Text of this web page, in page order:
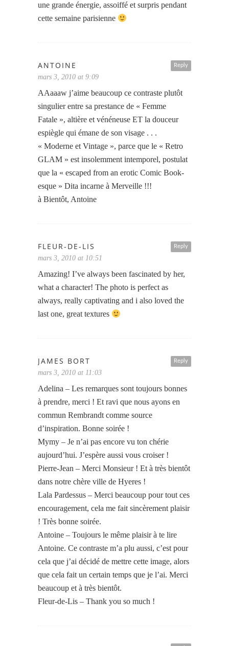
une grande énergie, assoiffé et surpris pendant
cette semaine parisienne
Reply
ANTOINE
mars 3, 2010 at 9:09
AAaaaw j’aime beaucoup ce contraste plutôt
singulier entre sa prestance de « Femme
Fatale », altière et vénéneuse ET la douceur
espiègle qui émane de son visage . . .
« Moderne et Vintage », parce que le « Retro
GLAM » est insolemment intemporel, postulat
que la « escaped from an erotic Comic Book-
esque » Dita incarne à Merveille !!!
à Bientôt, Antoine
Reply
FLEUR-DE-LIS
mars 3, 2010 at 10:51
Amazing! I’ve always been fascinated by her,
what a character! The photo is perfect as
always, really captivating and i also loved the
last one, great textures
Reply
JAMES BORT
mars 3, 2010 at 11:03
Adelina – Les remarques sont toujours bonnes
à prendre, merci ! Et ravi que nous ayons en
commun Rembrandt comme source
d’inspiration. Bonne soirée !
Mymy – Je n’ai pas encore vu ton chérie
aujourd’hui. J’espère aussi vous croiser !
Pierre-Jean – Merci Monsieur ! Et à très bientôt
dans notre chère ville de Hyeres !
Lala Pardessus – Merci beaucoup pour tout ces
encouragement, cela me fait sincèrement plaisir
! Très bonne soirée.
Antoine – Toujours le même plaisir à te lire
Antoine. Ce contraste m’a plu aussi, c’est pour
cela que j’ai décidé de mettre cette image, alors
que cela fait un certain temps que je l’ai. Merci
beaucoup et à très bientôt.
Fleur-de-Lis – Thank you so much !